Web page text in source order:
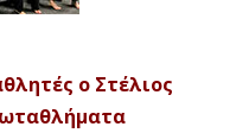
ο Στέλιος